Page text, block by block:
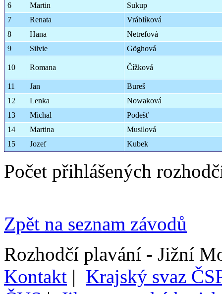
6
Martin
Sukup
7
Renata
Vráblíková
8
Hana
Netrefová
9
Silvie Göghová
10 Romana Čížková
11 Jan
Bureš
12
Lenka
Nowaková
13
Michal
Podešť
14
Martina
Musilová
15
Jozef Kubek
Počet přihlášených
Zpět na seznam závodů
Rozhodčí plavání - Jižní
Kontakt | Krajský svaz